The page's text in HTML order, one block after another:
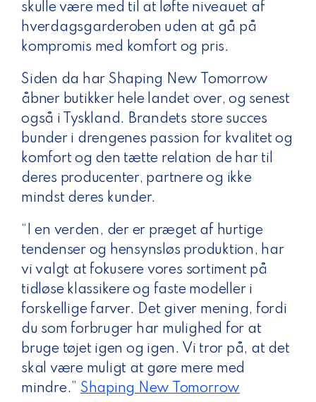
skulle være med til at løfte niveauet af
hverdagsgarderoben uden at gå på
kompromis med komfort og pris.
Siden da har Shaping New Tomorrow
åbner butikker hele landet over, og senest
også i Tyskland. Brandets store succes
bunder i drengenes passion for kvalitet og
komfort og den tætte relation de har til
deres producenter, partnere og ikke
mindst deres kunder.
“I en verden, der er præget af hurtige
tendenser og hensynsløs produktion, har
vi valgt at fokusere vores sortiment på
tidløse klassikere og faste modeller i
forskellige farver. Det giver mening, fordi
du som forbruger har mulighed for at
bruge tøjet igen og igen. Vi tror på, at det
skal være muligt at gøre mere med
mindre.” Shaping New Tomorrow